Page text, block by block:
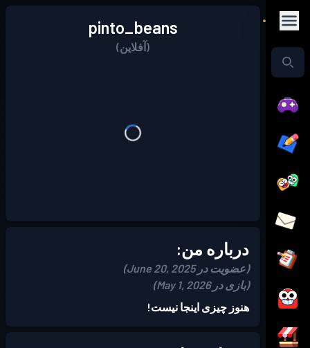
pinto_beans
(آفلاین)
درباره من:
(عضویت در June 20, 2025)
(بازی در May 1, 2026)
هنوز چیزی اینجا نیست!